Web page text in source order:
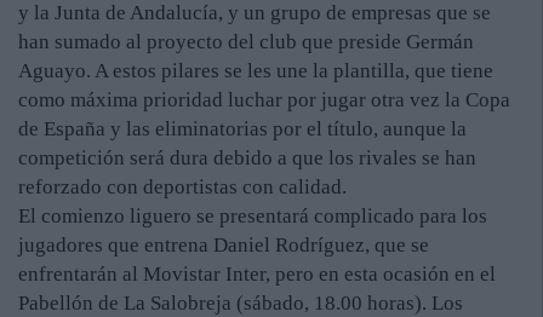
y la Junta de Andalucía, y un grupo de empresas que se
han sumado al proyecto del club que preside Germán
Aguayo. A estos pilares se les une la plantilla, que tiene
como máxima prioridad luchar por jugar otra vez la Copa
de España y las eliminatorias por el título, aunque la
competición será dura debido a que los rivales se han
reforzado con deportistas con calidad.
El comienzo liguero se presentará complicado para los
jugadores que entrena Daniel Rodríguez, que se
enfrentarán al Movistar Inter, pero en esta ocasión en el
Pabellón de La Salobreja (sábado, 18.00 horas). Los